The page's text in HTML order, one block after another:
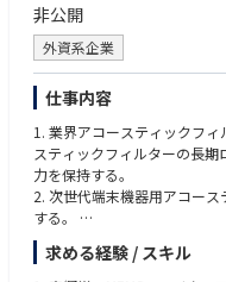
非公開
外資系企業
仕事内容
1. 業界アコースティックフ
スティックフィルターの長
力を保持する。
2. 次世代端末機器用アコー
する。
1. Insights into the
求める経験 / スキル